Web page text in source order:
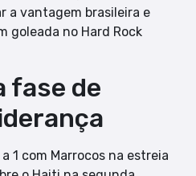
a vantagem brasileira e
goleada no Hard Rock
fase de
1 com Marrocos na estreia